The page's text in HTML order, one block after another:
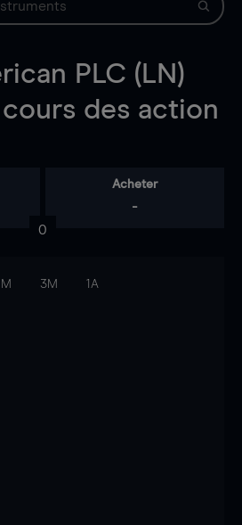
PLC (LN)
cours des action
Acheter
-
0
3M 1A